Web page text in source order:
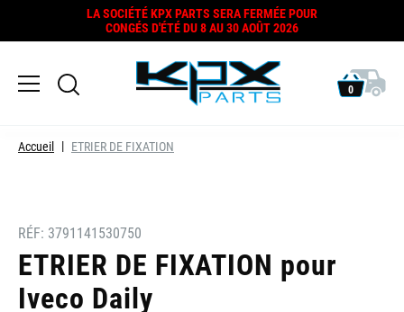
LA SOCIÉTÉ KPX PARTS SERA FERMÉE POUR
CONGÉS D'ÉTÉ DU 8 AU 30 AOÛT 2026
0
Accueil ETRIER DE FIXATION
RÉF: 3791141530750
ETRIER DE FIXATION pour
Iveco Daily